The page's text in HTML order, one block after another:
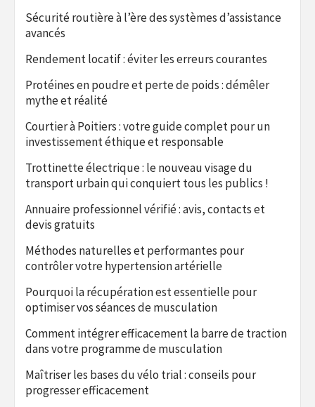
Sécurité routière à l’ère des systèmes d’assistance
avancés
Rendement locatif : éviter les erreurs courantes
Protéines en poudre et perte de poids : démêler
mythe et réalité
Courtier à Poitiers : votre guide complet pour un
investissement éthique et responsable
Trottinette électrique : le nouveau visage du
transport urbain qui conquiert tous les publics !
Annuaire professionnel vérifié : avis, contacts et
devis gratuits
Méthodes naturelles et performantes pour
contrôler votre hypertension artérielle
Pourquoi la récupération est essentielle pour
optimiser vos séances de musculation
Comment intégrer efficacement la barre de traction
dans votre programme de musculation
Maîtriser les bases du vélo trial : conseils pour
progresser efficacement